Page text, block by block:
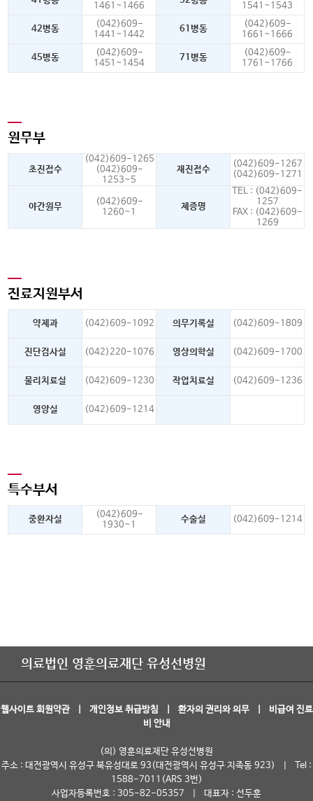
1461~1466
1541~1543
42병동
(042)609-
1441~1442
61병동
(042)609-
1661~1666
45병동
(042)609-
1451~1454
71병동
(042)609-
1761~1766
원무부
초진접수
(042)609-1265
(042)609-
1253~5
재진접수
(042)609-1267
(042)609-1271
야간원무
(042)609-
1260~1
제증명
TEL : (042)609-
1257
FAX : (042)609-
1269
진료지원부서
약제과 (042)609-1092 의무기록실 (042)609-1809
진단검사실 (042)220-1076 영상의학실 (042)609-1700
물리치료실 (042)609-1230 작업치료실 (042)609-1236
영양실 (042)609-1214
특수부서
중환자실
(042)609-
1930~1
수술실 (042)609-1214
의료법인 영훈의료재단 유성선병원
웹사이트 회원약관| 개인정보 취급방침 환자의 권리와 의무| 비급여 진료
비 안내
(의) 영훈의료재단 유성선병원
주소 : 대전광역시 유성구 북유성대로 93(대전광역시 유성구 지족동 923) | Tel :
1588-7011(ARS 3번)
사업자등록번호 : 305-82-05357 | 대표자 : 선두훈